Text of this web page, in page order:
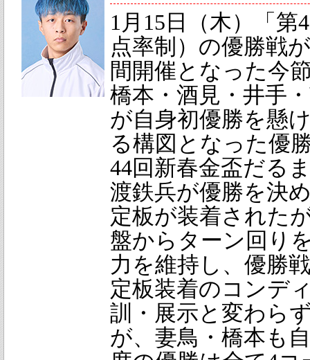
1月15日（木）「第
点率制）の優勝戦
間開催となった今
橋本・酒見・井手
が自身初優勝を懸
る構図となった優
44回新春金盃だる
渡鉄兵が優勝を決
定板が装着された
盤からターン回り
力を維持し、優勝
定板装着のコンデ
訓・展示と変わら
が、妻鳥・橋本も